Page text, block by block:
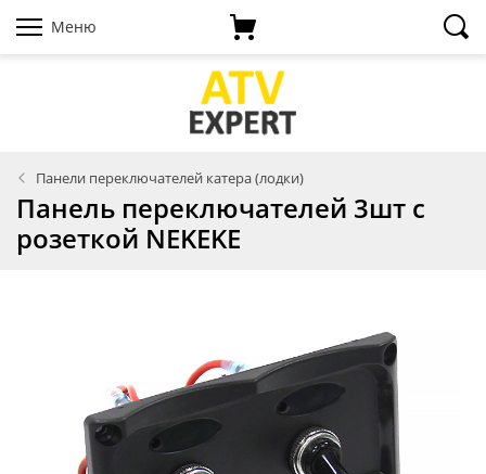
Меню
Панели переключателей катера (лодки)
Панель переключателей 3шт с
розеткой NEKEKE